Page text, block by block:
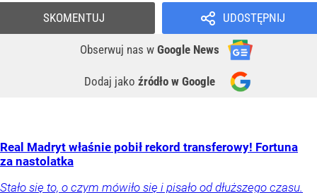
UDOSTĘPNIJ
Obserwuj nas w Google News
Dodaj jako źródło w Google
SKOMENTUJ
Real Madryt właśnie pobił rekord transferowy! Fortuna
za nastolatka
Stało się to, o czym mówiło się i pisało od dłuższego czasu.